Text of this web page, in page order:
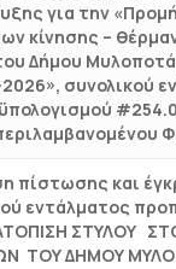
για την
κίνησης –
Δήμου
συνολικού
πίστωσης και
εντάλματος
ΣΤΥΛΟΥ
ΤΟΥ ΔΗΜΟΥ